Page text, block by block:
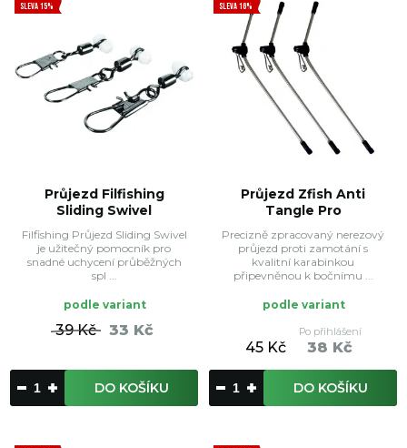
SLEVA 15%
Průjezd Filfishing
Sliding Swivel
Filfishing Průjezd Sliding Swivel
je užitečný pomocník pro
snadné uchycení průběžných
spl ...
podle variant
39 Kč 33 Kč
DO KOŠÍKU
SLEVA 16%
Průjezd Zfish Anti
Tangle Pro
Precizně zpracovaný nerezový
průjezd proti zamotání s
kvalitní karabinkou
připevněnou k bočnímu ...
podle variant
45 Kč
Po přihlášení
38 Kč
DO KOŠÍKU